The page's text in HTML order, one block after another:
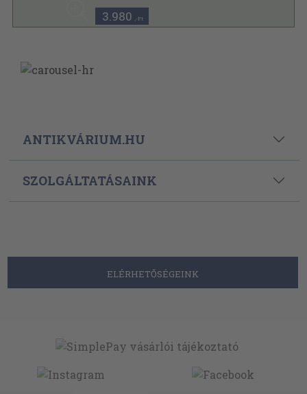
3.980 ,-Ft
ANTIKVÁRIUM.HU
SZOLGÁLTATÁSAINK
ELÉRHETŐSÉGEINK